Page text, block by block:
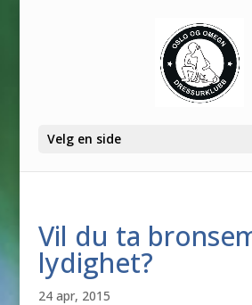
Velg en side
Vil du ta
lydighet?
24 apr, 2015